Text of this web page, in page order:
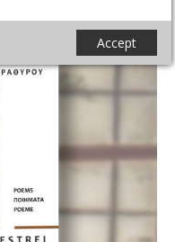
Accept